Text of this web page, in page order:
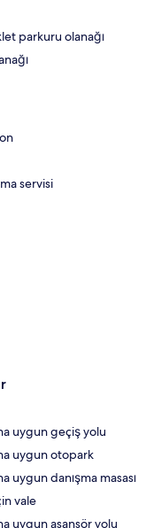
parkuru olanağı
servisi
uygun geçiş yolu
uygun otopark
uygun danışma masası
vale
uygun asansör yolu